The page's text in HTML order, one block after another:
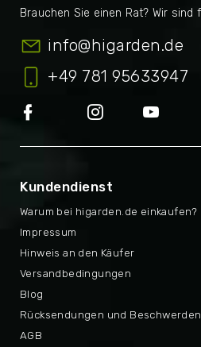
info@higarden.de
+49 781 95633947
Kundendienst
Warum bei higarden.de einkaufen?
Rücksendungen und Beschwerden
Impressum
AGB
Hinweis an den Käufer
Versandbedingungen
Blog